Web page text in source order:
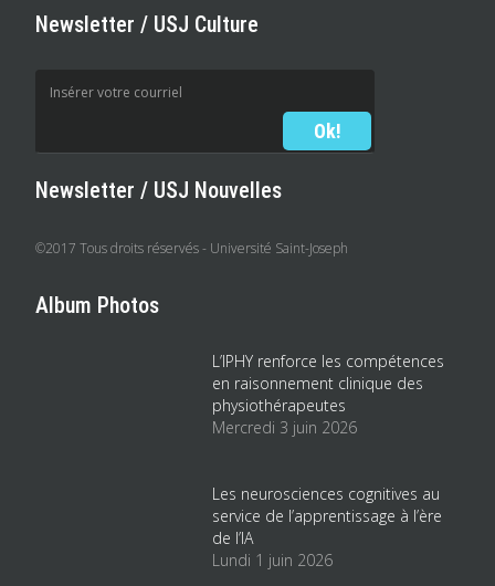
Newsletter / USJ Culture
Newsletter / USJ Nouvelles
©2017 Tous droits réservés - Université Saint-Joseph
Album Photos
L’IPHY renforce les compétences
en raisonnement clinique des
physiothérapeutes
Mercredi 3 juin 2026
Les neurosciences cognitives au
service de l’apprentissage à l’ère
de l’IA
Lundi 1 juin 2026